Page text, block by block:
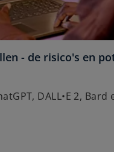
- de risico's en
DALL•E 2,